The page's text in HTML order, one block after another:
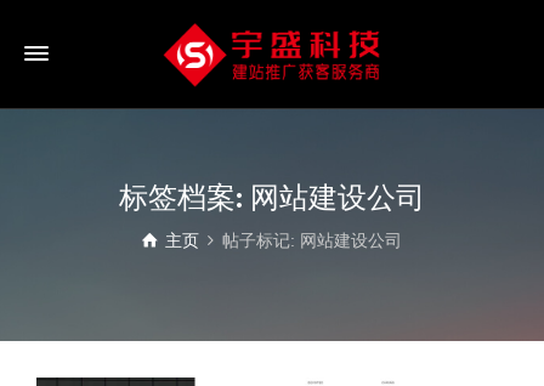
标签档案: 网站建设公司
主页 帖子标记: 网站建设公司